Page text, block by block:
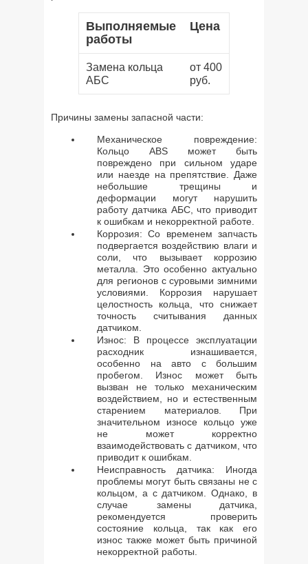
Выполняемые
работы
Цена
Замена кольца
АБС
от 400
руб.
Причины замены запасной части:
Механическое повреждение:
Кольцо ABS может быть
повреждено при сильном ударе
или наезде на препятствие. Даже
небольшие трещины и
деформации могут нарушить
работу датчика АБС, что приводит
к ошибкам и некорректной работе.
Коррозия: Со временем запчасть
подвергается воздействию влаги и
соли, что вызывает коррозию
металла. Это особенно актуально
для регионов с суровыми зимними
условиями. Коррозия нарушает
целостность кольца, что снижает
точность считывания данных
датчиком.
Износ: В процессе эксплуатации
расходник изнашивается,
особенно на авто с большим
пробегом. Износ может быть
вызван не только механическим
воздействием, но и естественным
старением материалов. При
значительном износе кольцо уже
не может корректно
взаимодействовать с датчиком, что
приводит к ошибкам.
Неисправность датчика: Иногда
проблемы могут быть связаны не с
кольцом, а с датчиком. Однако, в
случае замены датчика,
рекомендуется проверить
состояние кольца, так как его
износ также может быть причиной
некорректной работы.